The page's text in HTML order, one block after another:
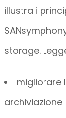
illustra i
storage.
migliorare
archiviazione